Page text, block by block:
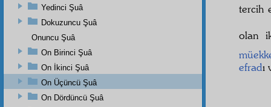
tercih
olan
efradı
Yedinci Şuâ
Dokuzuncu Şuâ
Onuncu Şuâ
On Birinci Şuâ
On İkinci Şuâ
On Üçüncü Şuâ
On Dördüncü Şuâ